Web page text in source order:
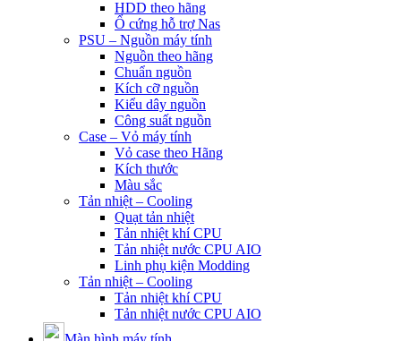
HDD theo hãng
Ổ cứng hỗ trợ Nas
PSU – Nguồn máy tính
Nguồn theo hãng
Chuẩn nguồn
Kích cỡ nguồn
Kiểu dây nguồn
Công suất nguồn
Case – Vỏ máy tính
Vỏ case theo Hãng
Kích thước
Màu sắc
Tản nhiệt – Cooling
Quạt tản nhiệt
Tản nhiệt khí CPU
Tản nhiệt nước CPU AIO
Linh phụ kiện Modding
Tản nhiệt – Cooling
Tản nhiệt khí CPU
Tản nhiệt nước CPU AIO